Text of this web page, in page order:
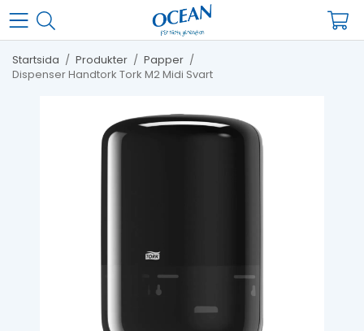
Startsida / Produkter / Papper /
Dispenser Handtork Tork M2 Midi Svart